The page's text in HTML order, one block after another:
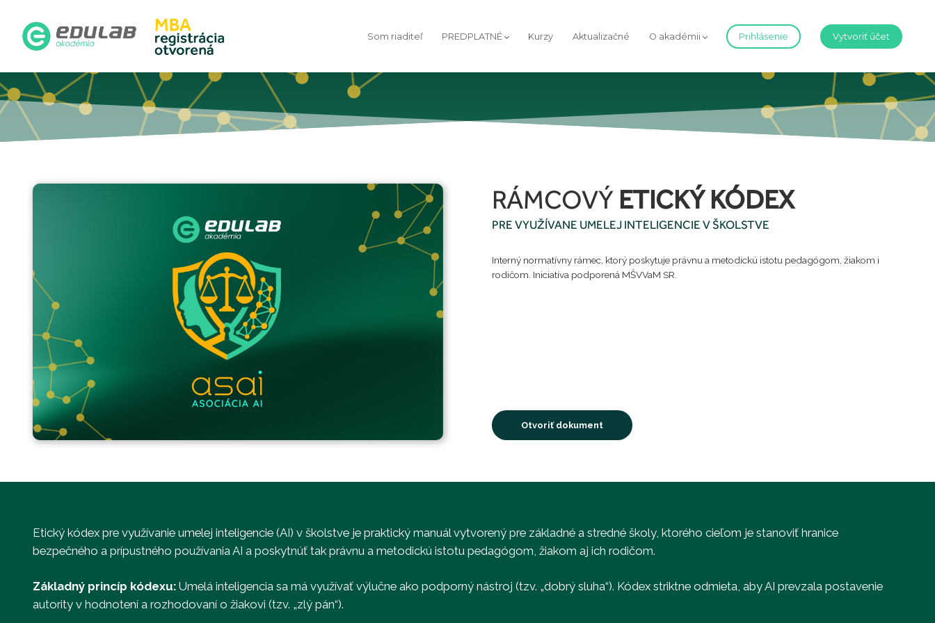
Som riaditeľ PREDPLATNÉ Kurzy Aktualizačné O akadémii Prihlásenie Vytvoriť účet
RÁMCOVÝ ETICKÝ KÓDEX
PRE VYUŽÍVANE UMELEJ INTELIGENCIE V ŠKOLSTVE
Interný normatívny rámec, ktorý poskytuje právnu a metodickú istotu pedagógom, žiakom i
rodičom. Iniciatíva podporená MŠVVaM SR.
Otvoriť dokument
Etický kódex pre využívanie umelej inteligencie (AI) v školstve je praktický manuál vytvorený pre základné a stredné školy, ktorého cieľom je stanoviť hranice
bezpečného a prípustného používania AI a poskytnúť tak právnu a metodickú istotu pedagógom, žiakom aj ich rodičom.
Základný princíp kódexu: Umelá inteligencia sa má využívať výlučne ako podporný nástroj (tzv. „dobrý sluha“). Kódex striktne odmieta, aby AI prevzala postavenie
autority v hodnotení a rozhodovaní o žiakovi (tzv. „zlý pán“).